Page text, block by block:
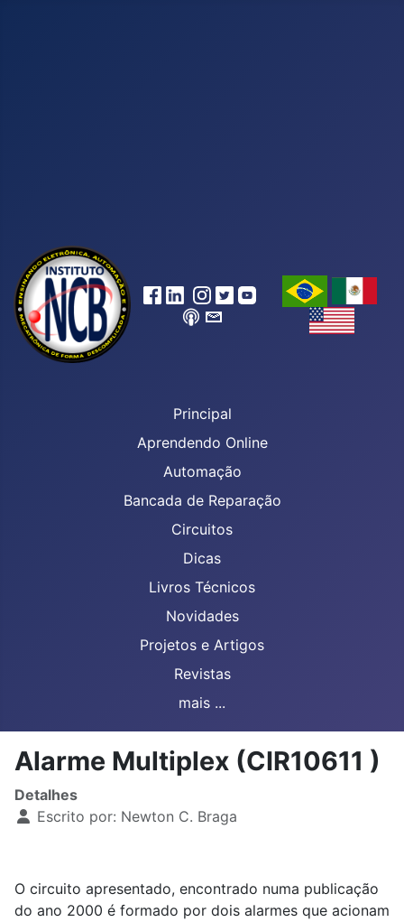
Principal
Aprendendo Online
Automação
Bancada de Reparação
Circuitos
Dicas
Livros Técnicos
Novidades
Projetos e Artigos
Revistas
mais ...
Alarme Multiplex (CIR10611 )
Detalhes
Escrito por: Newton C. Braga
O circuito apresentado, encontrado numa publicação
do ano 2000 é formado por dois alarmes que acionam